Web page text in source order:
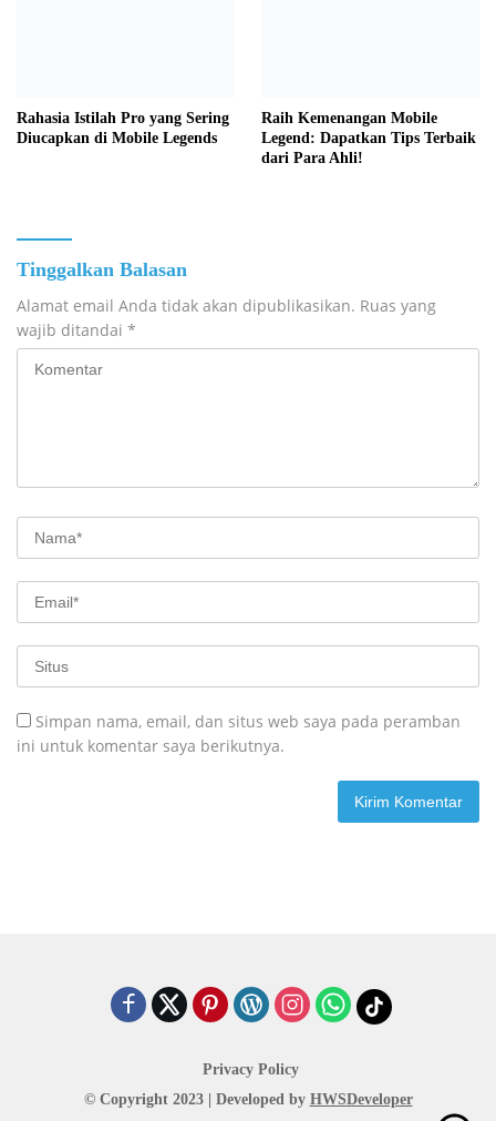
Rahasia Istilah Pro yang Sering
Diucapkan di Mobile Legends
Raih Kemenangan Mobile
Legend: Dapatkan Tips Terbaik
dari Para Ahli!
Tinggalkan Balasan
Alamat email Anda tidak akan dipublikasikan. Ruas yang
wajib ditandai *
Simpan nama, email, dan situs web saya pada peramban
ini untuk komentar saya berikutnya.
Privacy Policy
© Copyright 2023 | Developed by HWSDeveloper